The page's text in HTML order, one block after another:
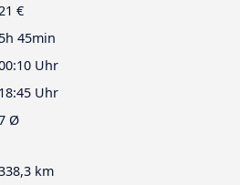
21 €
5h 45min
Uhr
18:45 Uhr
Ø
km